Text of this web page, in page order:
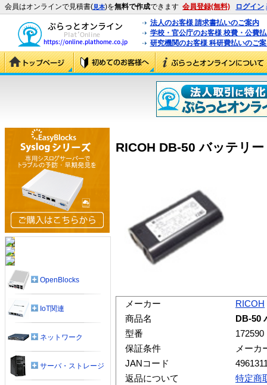
会員はオンラインで見積書(見本)を無料で作成できます 会員登録(無料) ログイン
法人のお客様 請求書払いのご案内
学校・官公庁のお客様 校費・公費
研究機関のお客様 科研費払いのご
RICOH DB-50 バッテリ
メーカー
RICOH
商品名
DB-50
型番
172590
保証条件
メーカ
JANコード
返品について
特定商
OpenBlocks
IoT関連
ネットワーク
サーバ・ストレージ